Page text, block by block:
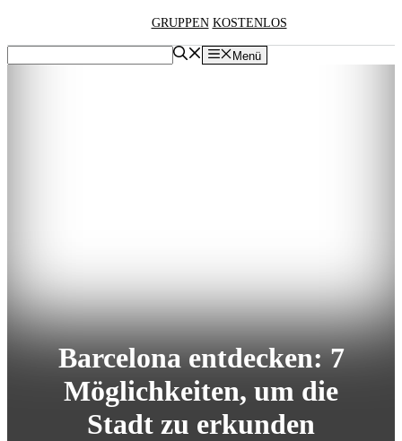
GRUPPEN KOSTENLOS
Menü
Barcelona entdecken: 7
Möglichkeiten, um die
Stadt zu erkunden